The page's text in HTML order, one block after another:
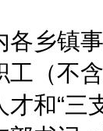
镇事
工（不
才和“三